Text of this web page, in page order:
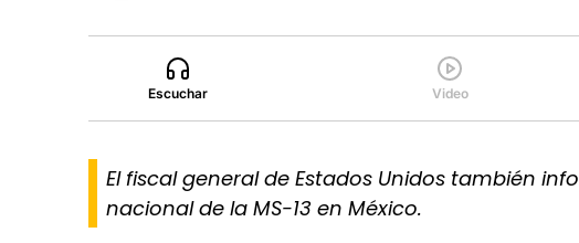
Escuchar Video
El fiscal general de Estados Unidos también
nacional de la MS-13 en México.